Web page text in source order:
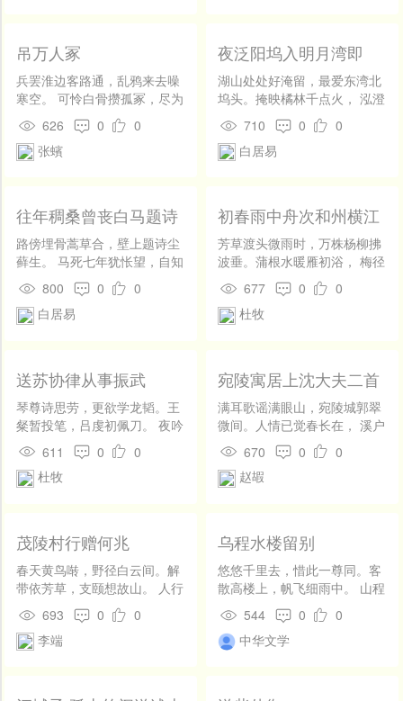
是为盼雕鞍减了玉肌。不索教
梅香鉴憔悴，向碧纱幮帐底，
翠帏屏影里，厮揾着香腮去镜
儿比。
草，初树养新枝。 所寓非幽
深，梦寐相追随。 依依亲陇
亩，寂寂无邻里。不闻鸡犬
音，日见和风起。 赖君遗掞
藻，忧来散能弭。
吊万人冢
兵罢淮边客路通，乱鸦来去噪
寒空。 可怜白骨攒孤冢，尽为
将军觅战功。
626 0
0
张蠙
夜泛阳坞入明月湾即
事，寄崔湖州
湖山处处好淹留，最爱东湾北
坞头。掩映橘林千点火， 泓澄
潭水一盆油。龙头画舸衔明
月，鹊脚红旗蘸碧流。 为报茶
山崔太守，与君各是一家游。
710 0
0
白居易
往年稠桑曾丧白马题诗
厅壁今来尚存又复感怀
更题绝句
路傍埋骨蒿草合，壁上题诗尘
藓生。 马死七年犹怅望，自知
无乃太多情。
800 0
0
白居易
初春雨中舟次和州横江
裴使君见迎李赵二秀
才…许浑先辈
芳草渡头微雨时，万株杨柳拂
波垂。蒲根水暖雁初浴， 梅径
香寒蜂未知。辞客倚风吟暗
淡，使君回马湿旌旗。 江南仲
蔚多情调，怅望春阴几首诗。
677 0
0
杜牧
送苏协律从事振武
琴尊诗思劳，更欲学龙韬。王
粲暂投笔，吕虔初佩刀。 夜吟
关月苦，秋望塞云高。去去从
军乐，雕飞岱马豪。
611 0
0
杜牧
宛陵寓居上沈大夫二首
满耳歌谣满眼山，宛陵城郭翠
微间。人情已觉春长在， 溪户
仍将水共闲。晓色入楼红蔼
蔼，夜声寻砌碧潺潺。 幽云高
鸟俱无事，晚伴西风醉客还。
林中一日闲。醉叩玉盘歌袅
袅，暖鸣幽涧鸟关关。 觥筹不
尽须归去，路在春风缥缈间。
670 0
0
赵嘏
茂陵村行赠何兆
春天黄鸟啭，野径白云间。解
带依芳草，支颐想故山。 人行
九州路，树老五陵间。谁道临
邛远，相如自忆还。
693 0
0
李端
乌程水楼留别
悠悠千里去，惜此一尊同。客
散高楼上，帆飞细雨中。 山程
随远水，楚思在青枫。共说前
期易，沧波处处同。
544 0
0
中华文学